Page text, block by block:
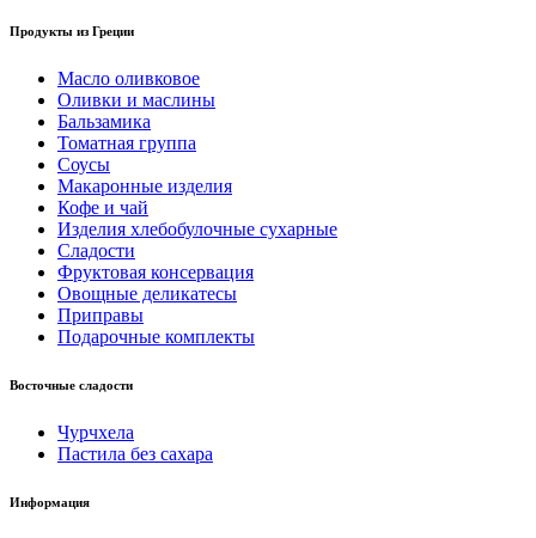
Продукты из Греции
Масло оливковое
Оливки и маслины
Бальзамика
Томатная группа
Соусы
Макаронные изделия
Кофе и чай
Изделия хлебобулочные сухарные
Сладости
Фруктовая консервация
Овощные деликатесы
Приправы
Подарочные комплекты
Восточные сладости
Чурчхела
Пастила без сахара
Информация